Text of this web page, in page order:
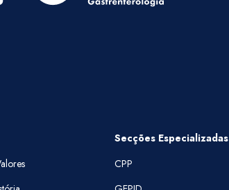
Secções Especializadas
CPP